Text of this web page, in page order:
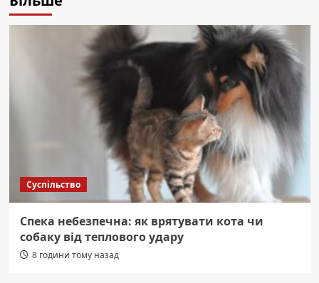
Суспільство
Спека небезпечна: як врятувати кота чи
собаку від теплового удару
8 години тому назад